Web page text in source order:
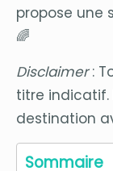
propose une
🌈
Disclaimer:
titre indicatif.
destination
Sommaire